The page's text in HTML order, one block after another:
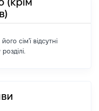
сім'ї відсутні